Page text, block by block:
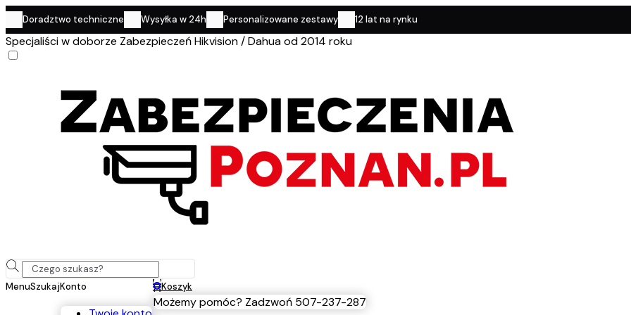
Doradztwo techniczne Wysyłka w 24h Personalizowane zestawy 12 lat na rynku
Specjaliści w doborze Zabezpieczeń Hikvision / Dahua od 2014 roku
MenuSzukajKonto 0Koszyk
Możemy pomóc? Zadzwoń 507-237-287